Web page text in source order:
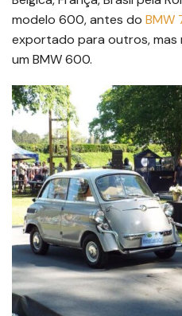
modelo 600, antes do BMW
exportado para outros, mas
um BMW 600.